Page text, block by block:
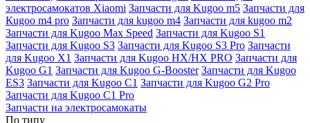
электросамокатов Xiaomi Запчасти для Kugoo m5 Запчасти для
Кugoo m4 pro Запчасти для kugoo m4 Запчасти для kugoo m2
Запчасти для Kugoo Max Speed Запчасти для Kugoo S1
Запчасти для Kugoo S3 Запчасти для Kugoo S3 Pro Запчасти
для Kugoo X1 Запчасти для Kugoo HX/HX PRO Запчасти для
Kugoo G1 Запчасти для Kugoo G-Booster Запчасти для Kugoo
ES3 Запчасти для Kugoo C1 Запчасти для Kugoo G2 Pro
Запчасти для Kugoo C1 Pro
Запчасти на электросамокаты
По типу